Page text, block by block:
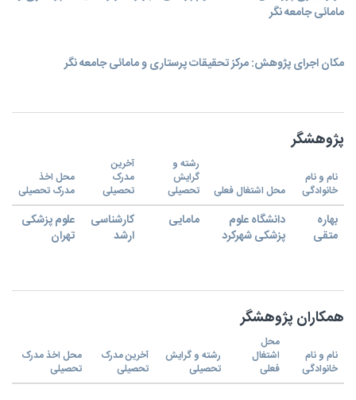
مامائی جامعه نگر
مکان اجرای پژوهش: مرکز تحقیقات پرستاری و مامائی جامعه نگر
پژوهشگر
نام و نام
خانوادگی
محل اشتغال فعلی
رشته و
گرایش
تحصیلی
آخرین
مدرک
تحصیلی
محل اخذ
مدرک تحصیلی
بهاره
متقی
دانشگاه علوم
پزشکی شهرکرد
مامایی
کارشناسی
ارشد
علوم پزشکی
تهران
همکاران پژوهشگر
نام و نام
خانوادگی
محل
اشتغال
فعلی
رشته و گرایش
تحصیلی
آخرین مدرک
تحصیلی
محل اخذ مدرک
تحصیلی